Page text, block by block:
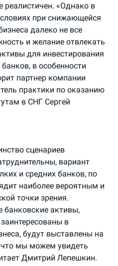
реалистичен. «Однако в
при снижающейся
далеко не все
и желание отвлекать
для инвестирования
в особенности
партнер компании
практики по оказанию
в СНГ Сергей
сценариев
вариант
и средних банков, по
наиболее вероятным и
точки зрения.
банковские активы,
в
будут выставлены на
мы можем увидеть
Дмитрий Лепешкин.